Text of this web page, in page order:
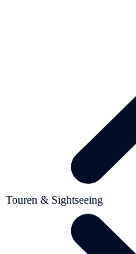
Touren & Sightseeing